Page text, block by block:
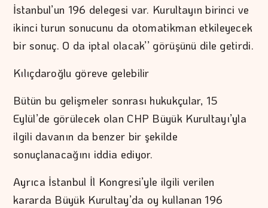
İstanbul’un 196 delegesi var. Kurultayın birinci ve
ikinci turun sonucunu da otomatikman etkileyecek
bir sonuç. O da iptal olacak’’ görüşünü dile getirdi.
Kılıçdaroğlu göreve gelebilir
Bütün bu gelişmeler sonrası hukukçular, 15
Eylül’de görülecek olan CHP Büyük Kurultayı’yla
ilgili davanın da benzer bir şekilde
sonuçlanacağını iddia ediyor.
Ayrıca İstanbul İl Kongresi’yle ilgili verilen
kararda Büyük Kurultay’da oy kullanan 196